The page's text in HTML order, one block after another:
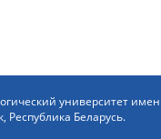
университет
, Республика Беларусь.